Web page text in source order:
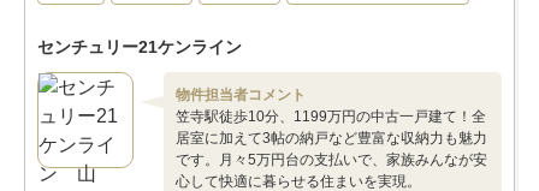
センチュリー21ケンライン
物件担当者コメント
笠寺駅徒歩10分、1199万円の中古一戸建て！全
居室に加えて3帖の納戸など豊富な収納力も魅力
です。月々5万円台の支払いで、家族みんなが安
心して快適に暮らせる住まいを実現。